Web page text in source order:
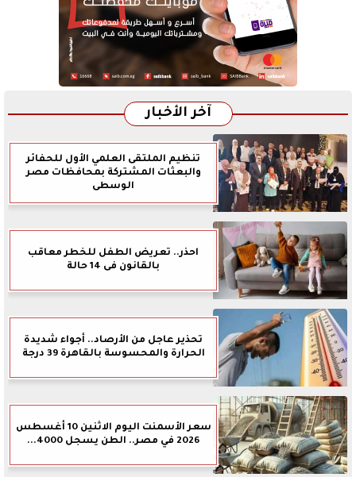
آخر الأخبار
تنظيم الملتقى العلمي الأول للحفائر
والبعثات المشتركة بمحافظات مصر
الوسطى
احذر.. تعريض الطفل للخطر معاقب
بالقانون فى 14 حالة
تحذير عاجل من الأرصاد.. أجواء شديدة
الحرارة والمحسوسة بالقاهرة 39 درجة
سعر الأسمنت اليوم الاثنين 10 أغسطس
2026 في مصر.. الطن يسجل 4000...